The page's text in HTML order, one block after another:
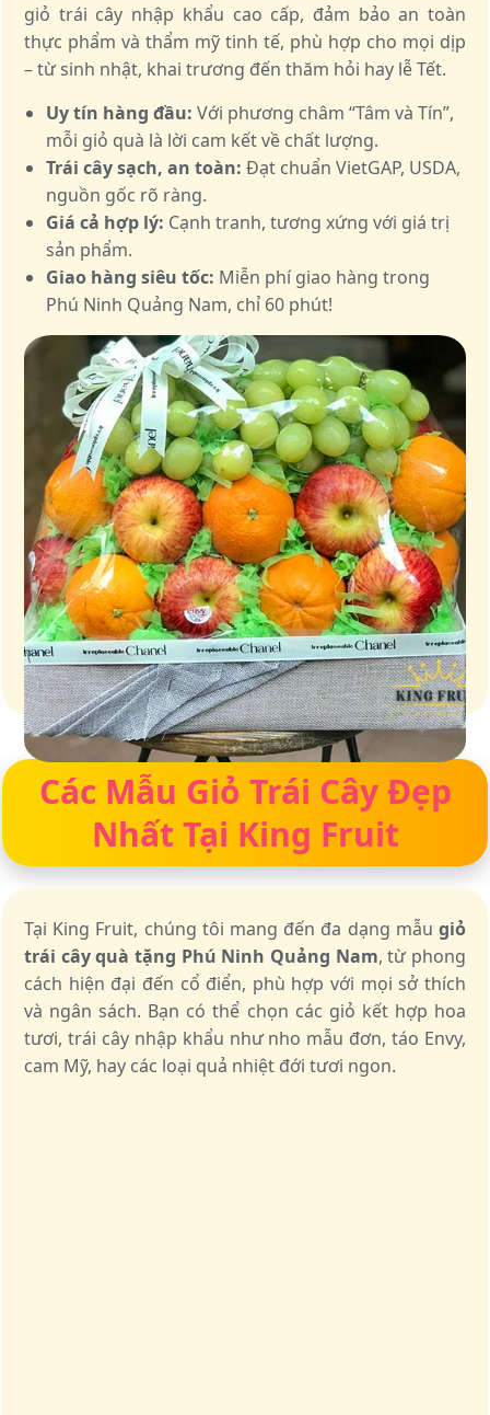
giỏ trái cây nhập khẩu cao cấp, đảm bảo an toàn
thực phẩm và thẩm mỹ tinh tế, phù hợp cho mọi dịp
– từ sinh nhật, khai trương đến thăm hỏi hay lễ Tết.
Uy tín hàng đầu: Với phương châm “Tâm và Tín”,
mỗi giỏ quà là lời cam kết về chất lượng.
Trái cây sạch, an toàn: Đạt chuẩn VietGAP, USDA,
nguồn gốc rõ ràng.
Giá cả hợp lý: Cạnh tranh, tương xứng với giá trị
sản phẩm.
Giao hàng siêu tốc: Miễn phí giao hàng trong
Phú Ninh Quảng Nam, chỉ 60 phút!
Giỏ quà – Tinh hoa từ trái cây tươi ngon
Các Mẫu Giỏ Trái Cây Đẹp
Nhất Tại King Fruit
Tại King Fruit, chúng tôi mang đến đa dạng mẫu giỏ
trái cây quà tặng Phú Ninh Quảng Nam, từ phong
cách hiện đại đến cổ điển, phù hợp với mọi sở thích
và ngân sách. Bạn có thể chọn các giỏ kết hợp hoa
tươi, trái cây nhập khẩu như nho mẫu đơn, táo Envy,
cam Mỹ, hay các loại quả nhiệt đới tươi ngon.